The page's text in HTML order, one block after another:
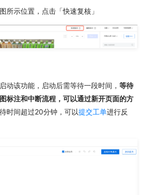
所示位置，点击「快速复核」
动该功能，启动后需等待一段时间， 等待
标注和中断流程，可以通过新开页面的方
时间超过20分钟，可以提交工单进行反